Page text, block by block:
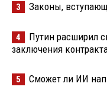
3 Законы,
4
Путин расширил
заключения
5 Сможет ли ИИ